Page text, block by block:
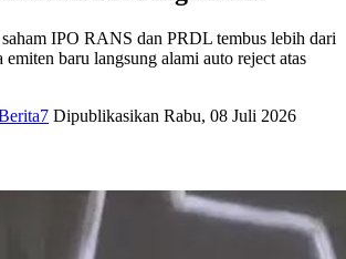
saham IPO RANS dan PRDL tembus lebih dari
emiten baru langsung alami auto reject atas
Dipublikasikan Rabu, 08 Juli 2026